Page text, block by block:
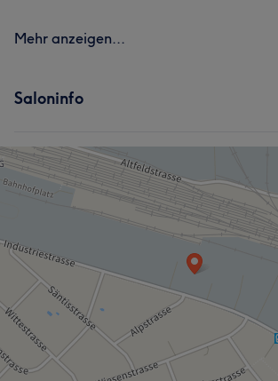
Mehr anzeigen...
Saloninfo